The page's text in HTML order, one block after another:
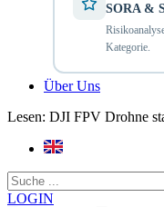
SORA &
Kategorie.
Über Uns
Lesen: DJI FPV Drohne
LOGIN